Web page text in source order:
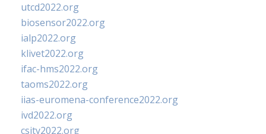
utcd2022.org
biosensor2022.org
ialp2022.org
klivet2022.org
ifac-hms2022.org
taoms2022.org
iias-euromena-conference2022.org
ivd2022.org
csity2022.org